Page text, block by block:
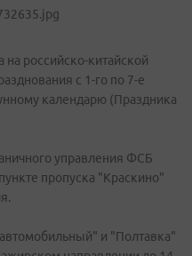
российско-китайской
с 1-го по 7-е
календарю (Праздника
управления ФСБ
пропуска "Краскино"
и "Полтавка"